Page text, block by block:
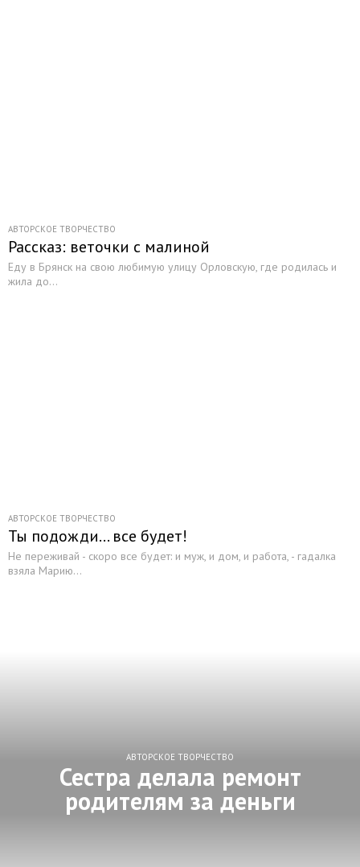
АВТОРСКОЕ ТВОРЧЕСТВО
Рассказ: веточки с малиной
Еду в Брянск на свою любимую улицу Орловскую, где родилась и
жила до...
АВТОРСКОЕ ТВОРЧЕСТВО
Ты подожди... все будет!
Не переживай - скоро все будет: и муж, и дом, и работа, - гадалка
взяла Марию...
АВТОРСКОЕ ТВОРЧЕСТВО
Сестра делала ремонт
родителям за деньги